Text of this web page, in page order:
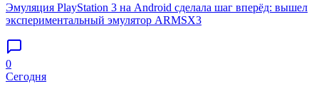
Эмуляция PlayStation 3 на Android сделала шаг вперёд: вышел
экспериментальный эмулятор ARMSX3
0
Сегодня